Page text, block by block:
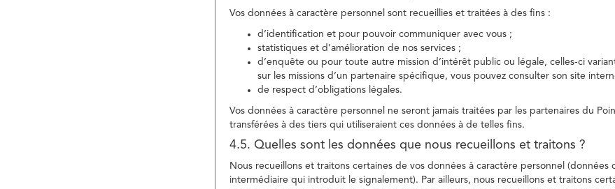
Vos données à caractère personnel sont recueillies et traitées à des fins :
d’identification et pour pouvoir communiquer avec vous ;
statistiques et d’amélioration de nos services ;
d’enquête ou pour toute autre mission d’intérêt public ou légale, celles-ci
sur les missions d’un partenaire spécifique, vous pouvez consulter son site
de respect d’obligations légales.
Vos données à caractère personnel ne seront jamais traitées par les partenaires du
transférées à des tiers qui utiliseraient ces données à de telles fins.
4.5. Quelles sont les données que nous recueillons et traitons ?
Nous recueillons et traitons certaines de vos données à caractère personnel
intermédiaire qui introduit le signalement). Par ailleurs, nous recueillons et traitons